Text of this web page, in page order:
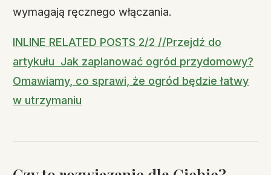
wymagają ręcznego włączania.
INLINE RELATED POSTS 2/2 //Przejdź do
artykułu Jak zaplanować ogród przydomowy?
Omawiamy, co sprawi, że ogród będzie łatwy
w utrzymaniu